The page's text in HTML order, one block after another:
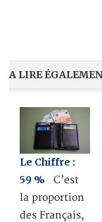
A LIRE
Le Chiffre :
59 % C’est
la proportion
des Français,